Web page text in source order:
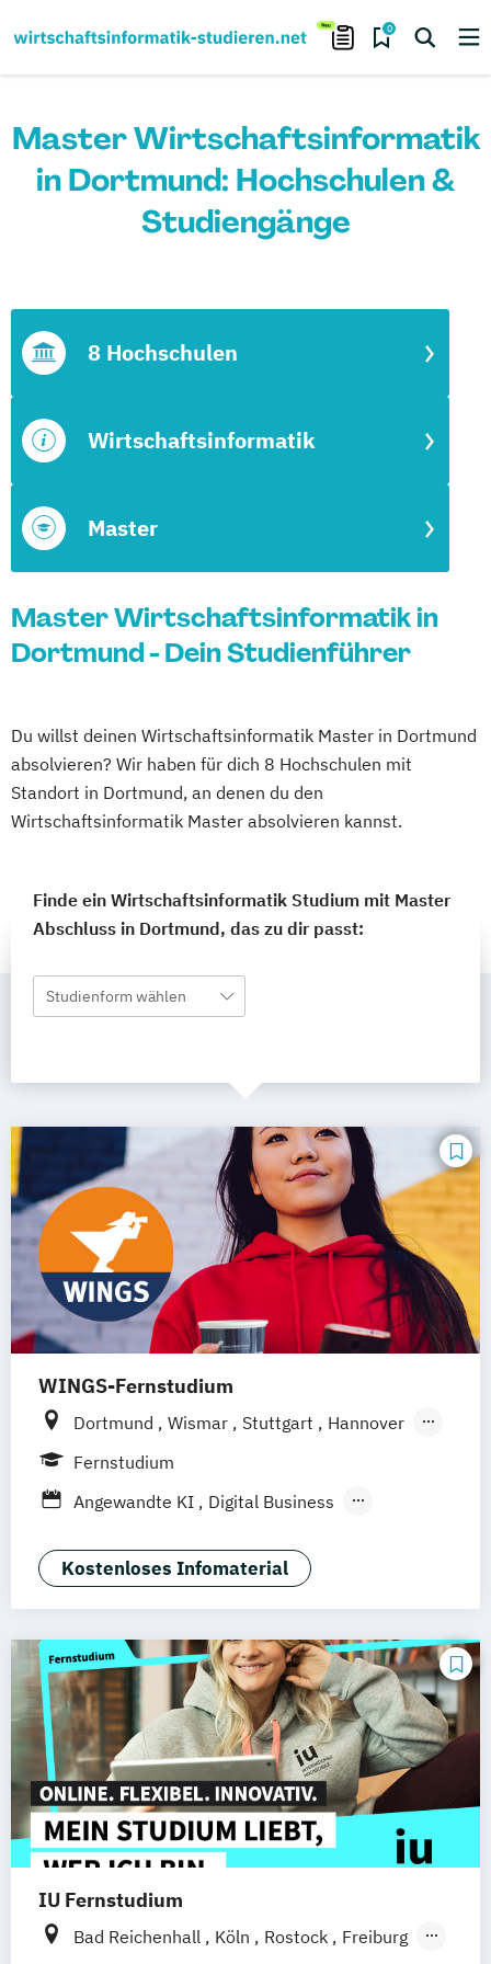
0
Master Wirtschaftsinformatik
in Dortmund: Hochschulen &
Studiengänge
Master
Wirtschaftsinformatik
8 Hochschulen
Master Wirtschaftsinformatik in
Dortmund - Dein Studienführer
Du willst deinen Wirtschaftsinformatik Master in Dortmund
absolvieren? Wir haben für dich 8 Hochschulen mit
Standort in Dortmund, an denen du den
Wirtschaftsinformatik Master absolvieren kannst.
Finde ein Wirtschaftsinformatik Studium mit Master
Abschluss in Dortmund, das zu dir passt:
Studienform wählen
WINGS-Fernstudium
Dortmund Wismar Stuttgart
Hannover
Leipzig
Frankfurt am Main
Nürnberg
Fernstudium
Angewandte KI
Digital Business
IT-Forensik IT-Management & Consulting
IT-Sicherheit und Forensik
Kostenloses Infomaterial
IU Fernstudium
Bad Reichenhall Köln Rostock
Freiburg